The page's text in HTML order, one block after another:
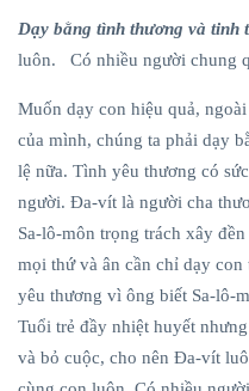
Dạy bằng tình thương và tinh
luôn. Có nhiều người chung
Muốn dạy con hiệu quả,
của mình, chúng ta phải dạy
lệ nữa. Tình yêu thương có
người. Đa-vít là người cha
Sa-lô-môn trọng trách xây
mọi thứ và ân cần chỉ dạy
yêu thương vì ông biết Sa-lô-
Tuổi trẻ đầy nhiệt huyết
và bỏ cuộc, cho nên Đa-vít